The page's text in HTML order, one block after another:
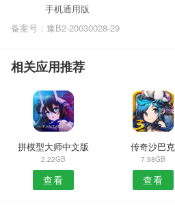
手机通用版
备案号：豫B2-20030028-29
相关应用推荐
拼模型大师中文版
2.22GB
查看
传奇沙巴克
7.98GB
查看